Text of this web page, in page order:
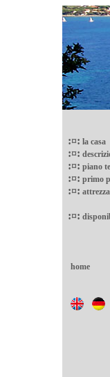
:¤: la casa
:¤:
:¤: piano
:¤: primo
:¤:
:¤:
home